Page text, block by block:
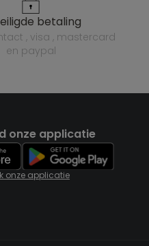
betaling
en paypal
onze applicatie
onze applicatie